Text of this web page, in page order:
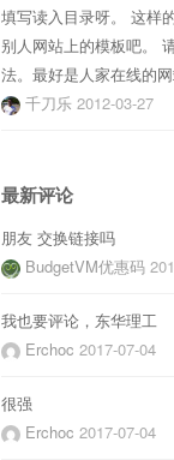
填写读入目录呀。 这样
别人网站上的模板吧。
法。最好是人家在线的
千刀乐 2012-03-27
最新评论
朋友 交换链接吗
BudgetVM优惠码
我也要评论，东华理工
Erchoc 2017-07-04
很强
Erchoc 2017-07-04